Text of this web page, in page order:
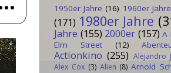
1950er Jahre (16) 1960er Jahre
(171) 1980er Jahre
Jahre (155) 2000er (157) A
Elm Street
(12)
Actionkino (255) Alejandro
Alex Cox (3) Alien (8) Arnold